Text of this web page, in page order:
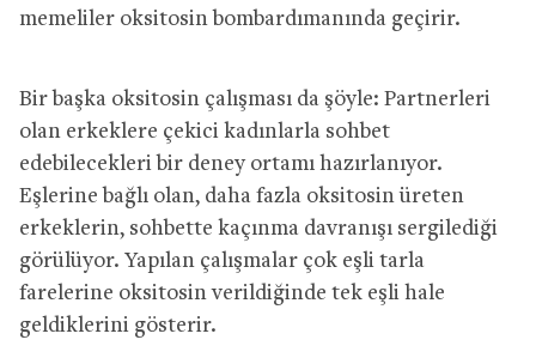
memeliler oksitosin bombardımanında geçirir.
Bir başka oksitosin çalışması da şöyle: Partnerleri
olan erkeklere çekici kadınlarla sohbet
edebilecekleri bir deney ortamı hazırlanıyor.
Eşlerine bağlı olan, daha fazla oksitosin üreten
erkeklerin, sohbette kaçınma davranışı sergilediği
görülüyor. Yapılan çalışmalar çok eşli tarla
farelerine oksitosin verildiğinde tek eşli hale
geldiklerini gösterir.